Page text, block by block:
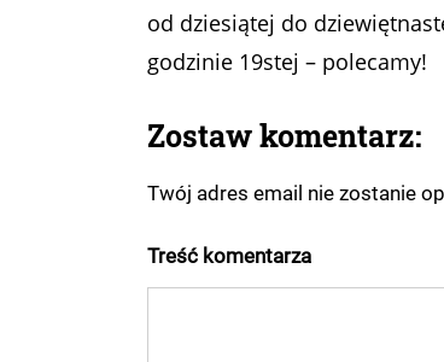
od dziesiątej do
godzinie 19stej – polecamy!
Zostaw komentarz:
Twój adres email nie zostanie
Treść komentarza